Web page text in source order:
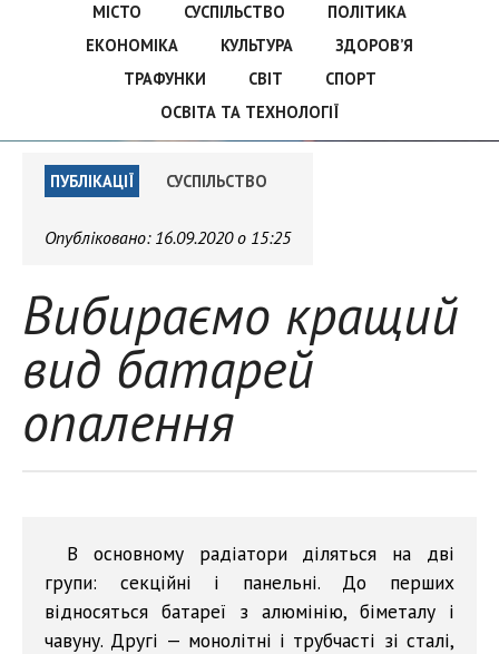
МІСТО СУСПІЛЬСТВО
ПОЛІТИКА
ЕКОНОМІКА
КУЛЬТУРА
ЗДОРОВ’Я
ТРАФУНКИ
СВІТ
СПОРТ
ОСВІТА ТА ТЕХНОЛОГІЇ
ПУБЛІКАЦІЇ СУСПІЛЬСТВО
Опубліковано: 16.09.2020 о 15:25
Вибираємо кращий
вид батарей
опалення
В основному радіатори діляться на дві
групи: секційні і панельні. До перших
відносяться батареї з алюмінію, біметалу і
чавуну. Другі — монолітні і трубчасті зі сталі,